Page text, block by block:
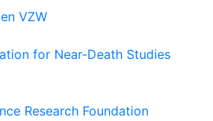
VZW
for Near-Death Studies
Research Foundation